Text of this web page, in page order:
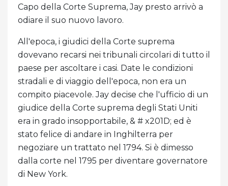
Capo della Corte Suprema, Jay presto arrivò a
odiare il suo nuovo lavoro.
All'epoca, i giudici della Corte suprema
dovevano recarsi nei tribunali circolari di tutto il
paese per ascoltare i casi. Date le condizioni
stradali e di viaggio dell'epoca, non era un
compito piacevole. Jay decise che l'ufficio di un
giudice della Corte suprema degli Stati Uniti
era in grado insopportabile, & # x201D; ed è
stato felice di andare in Inghilterra per
negoziare un trattato nel 1794. Si è dimesso
dalla corte nel 1795 per diventare governatore
di New York.